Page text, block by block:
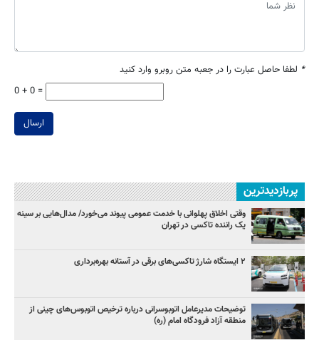
* لطفا حاصل عبارت را در جعبه متن روبرو وارد کنید
0 + 0 =
ارسال
پربازدیدترین
وقتی اخلاق پهلوانی با خدمت عمومی پیوند می‌خورد/ مدال‌هایی بر سینه
یک راننده تاکسی در تهران
۲ ایستگاه شارژ تاکسی‌های برقی در آستانه بهره‌برداری
توضیحات مدیرعامل اتوبوسرانی درباره ترخیص اتوبوس‌های چینی از
منطقه آزاد فرودگاه امام (ره)